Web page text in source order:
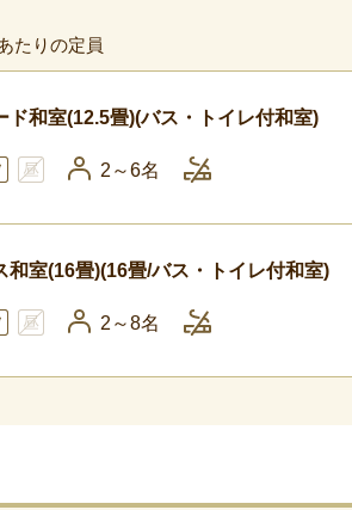
たりの定員
ド和室(12.5畳)(バス・トイレ付和室)
2～6名
和室(16畳)(16畳/バス・トイレ付和室)
2～8名